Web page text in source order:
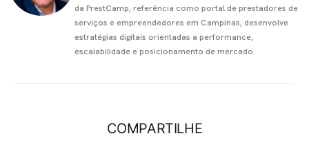
da PrestCamp, referência como portal de prestadores de
serviços e empreendedores em Campinas, desenvolve
estratégias digitais orientadas a performance,
escalabilidade e posicionamento de mercado
COMPARTILHE